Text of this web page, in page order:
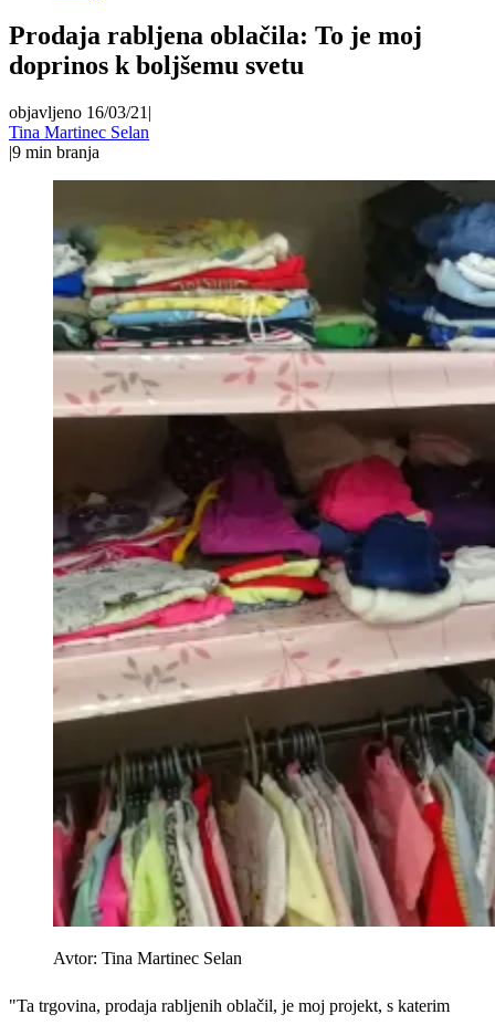
Prodaja rabljena oblačila: To je moj
doprinos k boljšemu svetu
objavljeno 16/03/21 |
Tina Martinec Selan
|9 min branja
Avtor: Tina Martinec Selan
"Ta trgovina, prodaja rabljenih oblačil, je moj projekt, s katerim